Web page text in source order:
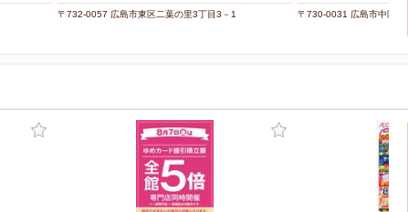
〒732-0057 広島市東区二葉の里3丁目3－1 〒730-0031 広島市中区紙